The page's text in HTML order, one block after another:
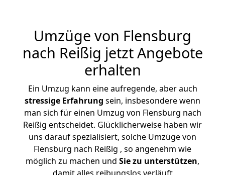
Umzüge von Flensburg
nach Reißig jetzt Angebote
erhalten
Ein Umzug kann eine aufregende, aber auch
stressige Erfahrung sein, insbesondere wenn
man sich für einen Umzug von Flensburg nach
Reißig entscheidet. Glücklicherweise haben wir
uns darauf spezialisiert, solche Umzüge von
Flensburg nach Reißig , so angenehm wie
möglich zu machen und Sie zu unterstützen,